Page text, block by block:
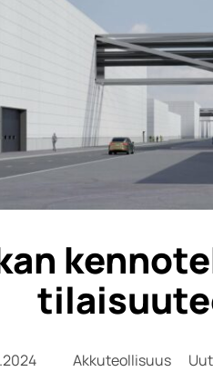
Akkuteollisuus